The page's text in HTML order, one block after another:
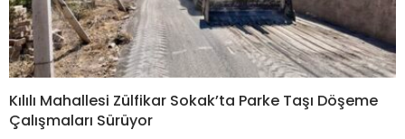
Kılılı Mahallesi Zülfikar Sokak’ta Parke Taşı Döşeme
Çalışmaları Sürüyor